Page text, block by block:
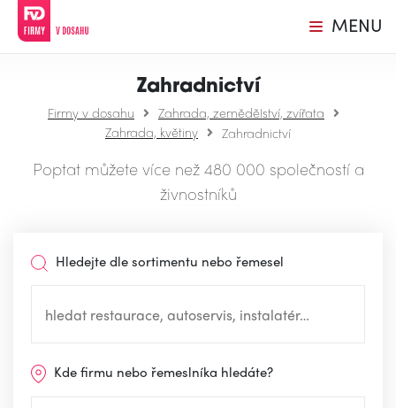
MENU
Zahradnictví
Firmy v dosahu
Zahrada, zemědělství, zvířata
Zahrada, květiny
Zahradnictví
Poptat můžete více než 480 000 společností a
živnostníků
Hledejte dle sortimentu nebo řemesel
Kde firmu nebo řemeslníka hledáte?